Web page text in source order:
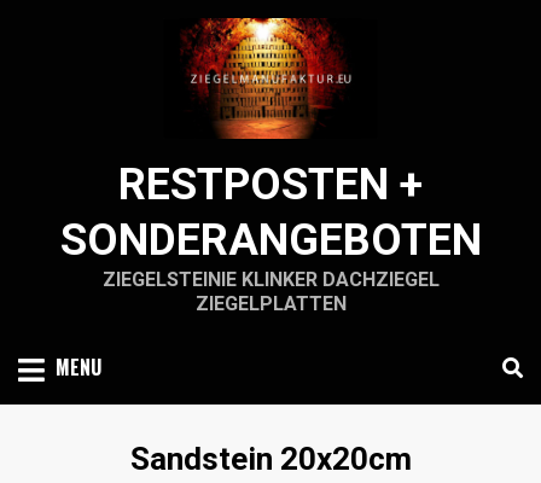
RESTPOSTEN +
SONDERANGEBOTEN
ZIEGELSTEINIE KLINKER DACHZIEGEL
ZIEGELPLATTEN
MENU
Schlagwort
:
Sandstein 20x20cm